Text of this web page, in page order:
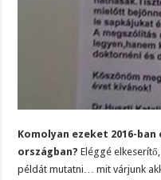
Komolyan ezeket 2016-
országban? Eléggé
példát mutatni… mit várjunk